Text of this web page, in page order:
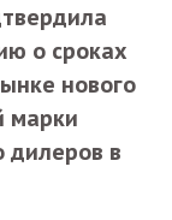
о сроках
нового
марки
дилеров в